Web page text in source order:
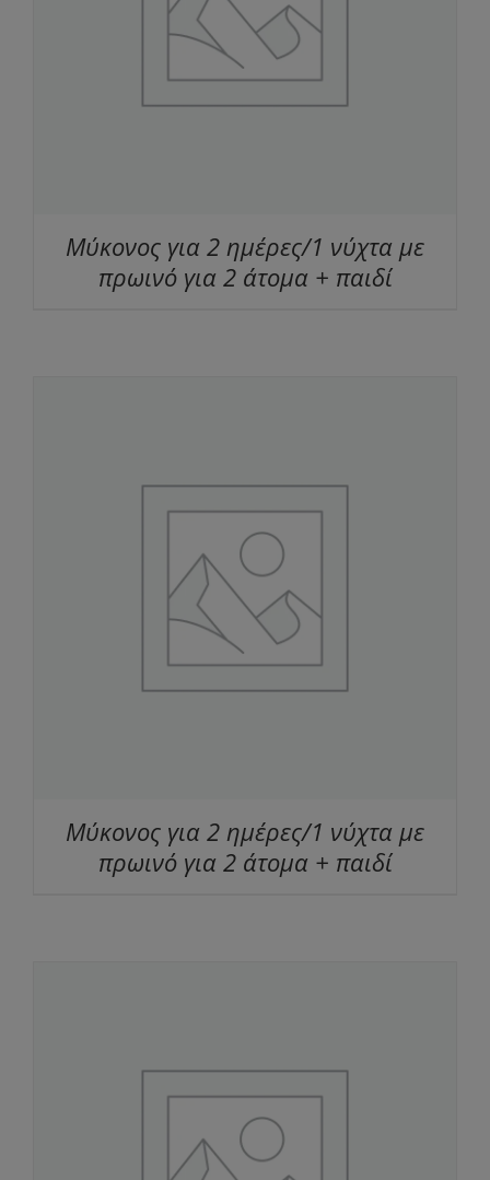
Μύκονος για 2 ημέρες/1 νύχτα με
πρωινό για 2 άτομα + παιδί
Μύκονος για 2 ημέρες/1 νύχτα με
πρωινό για 2 άτομα + παιδί